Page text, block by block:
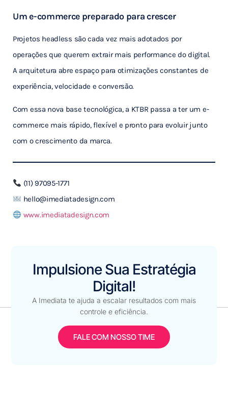
Um e-commerce preparado para crescer
Projetos headless são cada vez mais adotados por
operações que querem extrair mais performance do digital.
A arquitetura abre espaço para otimizações constantes de
experiência, velocidade e conversão.
Com essa nova base tecnológica, a KTBR passa a ter um e-
commerce mais rápido, flexível e pronto para evoluir junto
com o crescimento da marca.
(11) 97095-1771
hello@imediatadesign.com
www.imediatadesign.com
Impulsione Sua Estratégia
Digital!
A Imediata te ajuda a escalar resultados com mais
controle e eficiência.
FALE COM NOSSO TIME